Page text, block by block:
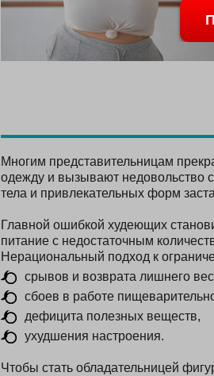
Многим представительницам
одежду и вызывают недовольство
тела и привлекательных форм
Главной ошибкой худеющих
питание с недостаточным
Нерациональный подход к
срывов и возврата лишнего
сбоев в работе
дефицита полезных веществ,
ухудшения настроения.
Чтобы стать обладательницей